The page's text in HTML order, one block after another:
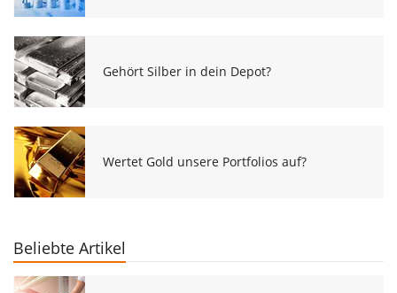
Gehört Silber in dein Depot?
Wertet Gold unsere Portfolios auf?
Beliebte Artikel